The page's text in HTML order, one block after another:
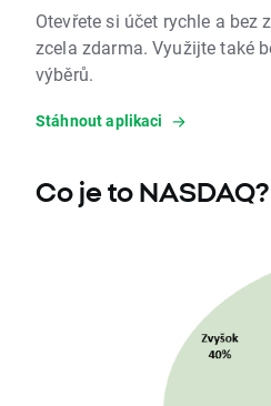
Otevřete si účet rychle a bez
zcela zdarma. Využijte také
výběrů.
Stáhnout aplikaci
Co je to NASDAQ?